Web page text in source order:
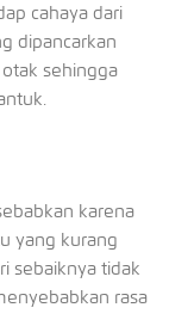
cahaya dari
dipancarkan
sehingga
karena
yang kurang
sebaiknya tidak
rasa